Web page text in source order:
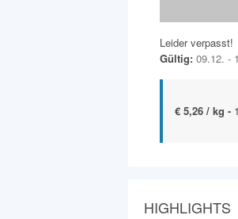
Leider verpasst!
Gültig: 09.12. -
€ 5,26 / kg -
HIGHLIGHTS